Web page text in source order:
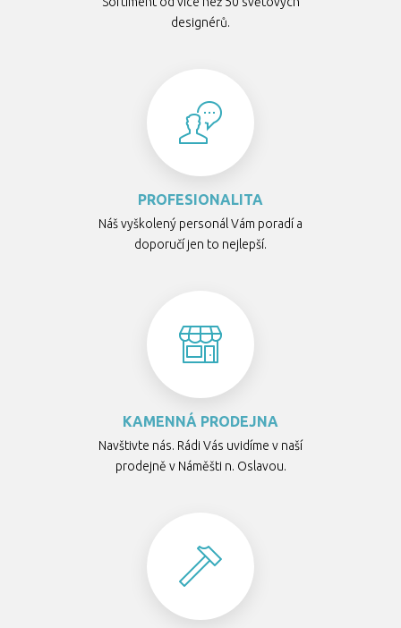
designérů.
PROFESIONALITA
Náš vyškolený personál Vám poradí a
doporučí jen to nejlepší.
KAMENNÁ PRODEJNA
Navštivte nás. Rádi Vás uvidíme v naší
prodejně v Náměšti n. Oslavou.